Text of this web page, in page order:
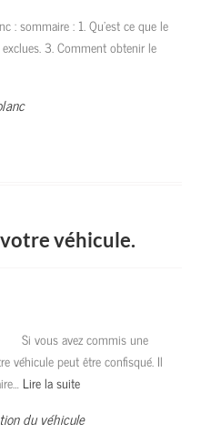
sommaire : 1. Qu’est ce que le
3. Comment obtenir le
véhicule.
Si vous avez commis une
véhicule peut être confisqué. Il
Lire la suite
du véhicule